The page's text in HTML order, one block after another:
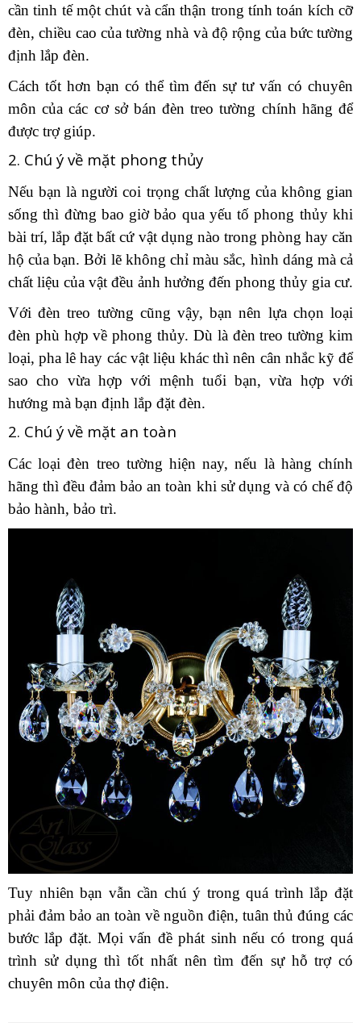
cần tinh tế một chút và cẩn thận trong tính toán kích cỡ
đèn, chiều cao của tường nhà và độ rộng của bức tường
định lắp đèn.
Cách tốt hơn bạn có thể tìm đến sự tư vấn có chuyên
môn của các cơ sở bán đèn treo tường chính hãng để
được trợ giúp.
2. Chú ý về mặt phong thủy
Nếu bạn là người coi trọng chất lượng của không gian
sống thì đừng bao giờ bảo qua yếu tố phong thủy khi
bài trí, lắp đặt bất cứ vật dụng nào trong phòng hay căn
hộ của bạn. Bởi lẽ không chỉ màu sắc, hình dáng mà cả
chất liệu của vật đều ảnh hưởng đến phong thủy gia cư.
Với đèn treo tường cũng vậy, bạn nên lựa chọn loại
đèn phù hợp về phong thủy. Dù là đèn treo tường kim
loại, pha lê hay các vật liệu khác thì nên cân nhắc kỹ để
sao cho vừa hợp với mệnh tuổi bạn, vừa hợp với
hướng mà bạn định lắp đặt đèn.
2. Chú ý về mặt an toàn
Các loại đèn treo tường hiện nay, nếu là hàng chính
hãng thì đều đảm bảo an toàn khi sử dụng và có chế độ
bảo hành, bảo trì.
Tuy nhiên bạn vẫn cần chú ý trong quá trình lắp đặt
phải đảm bảo an toàn về nguồn điện, tuân thủ đúng các
bước lắp đặt. Mọi vấn đề phát sinh nếu có trong quá
trình sử dụng thì tốt nhất nên tìm đến sự hỗ trợ có
chuyên môn của thợ điện.